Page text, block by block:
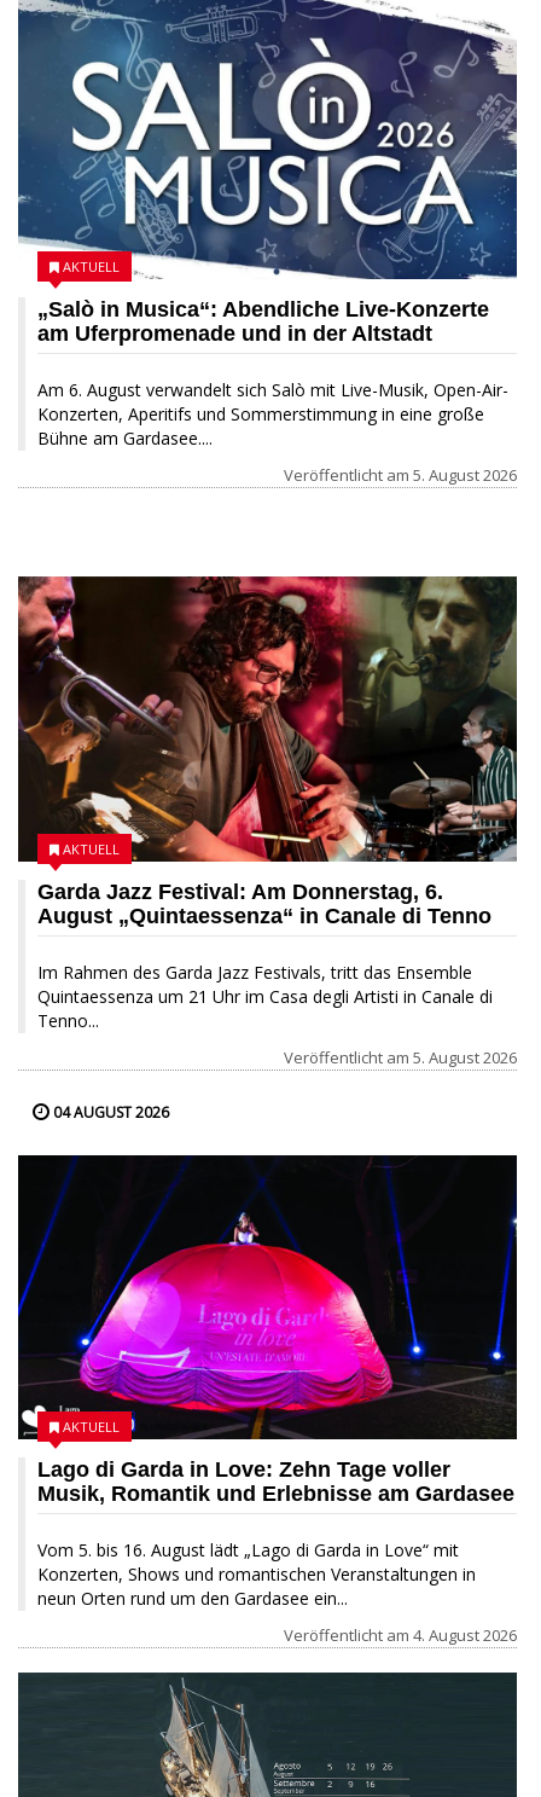
„Salò in Musica“: Abendliche Live-Konzerte
am Uferpromenade und in der Altstadt
Am 6. August verwandelt sich Salò mit Live-Musik, Open-Air-
Konzerten, Aperitifs und Sommerstimmung in eine große
Bühne am Gardasee....
AKTUELL
Veröffentlicht am 5. August 2026
Garda Jazz Festival: Am Donnerstag, 6.
August „Quintaessenza“ in Canale di Tenno
Im Rahmen des Garda Jazz Festivals, tritt das Ensemble
Quintaessenza um 21 Uhr im Casa degli Artisti in Canale di
Tenno...
AKTUELL
Veröffentlicht am 5. August 2026
04 AUGUST 2026
Lago di Garda in Love: Zehn Tage voller
Musik, Romantik und Erlebnisse am Gardasee
Vom 5. bis 16. August lädt „Lago di Garda in Love“ mit
Konzerten, Shows und romantischen Veranstaltungen in
neun Orten rund um den Gardasee ein...
AKTUELL
Veröffentlicht am 4. August 2026